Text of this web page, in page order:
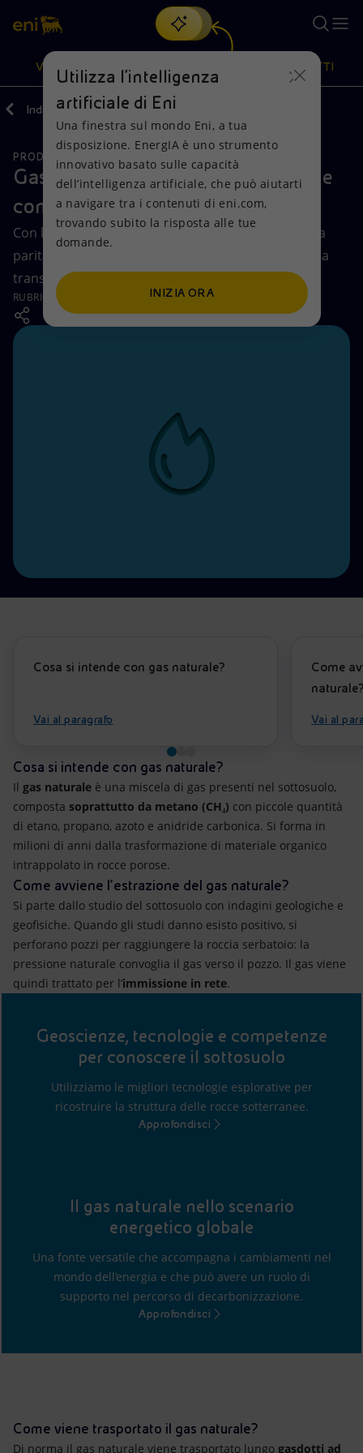
Cerca
scopri EnergIA, la nostra nuova soluzione di intelligenza
artificiale.
VISIONE
Visione
Mission e valori
Persone e Partnership
Net Zero
Modello satellitare
Azioni
Diversificazione energetica
Tecnologie per la transizione
Collaborazioni per l'innovazione
Attività nel mondo
PRODOTTI
Prodotti
Casa
Imprese
Mobilità
Indietro Media Storie
PRODOTTI E SOLUZIONI ENERGETICHE
Gas naturale: cos'è, come si estrae e
come si trasporta
Con la metà dell'impronta carbonica del carbone, a
parità di energia prodotta, è un sostegno valido alla
transizione energetica.
RUBRICA: Le parole dell'energia
Cosa si intende con gas naturale?
Vai al paragrafo
Come
Vai al
Cosa si intende con gas naturale?
Il gas naturale è una miscela di gas presenti nel sottosuolo,
composta soprattutto da metano (CH₄) con piccole quantità
di etano, propano, azoto e anidride carbonica. Si forma in
milioni di anni dalla trasformazione di materiale organico
intrappolato in rocce porose.
Come avviene l’estrazione del gas naturale?
Si parte dallo studio del sottosuolo con indagini geologiche e
geofisiche. Quando gli studi danno esisto positivo, si
perforano pozzi per raggiungere la roccia serbatoio: la
pressione naturale convoglia il gas verso il pozzo. Il gas viene
quindi trattato per l’immissione in rete.
Geoscienze, tecnologie e competenze
per conoscere il sottosuolo
Utilizziamo le migliori tecnologie esplorative per
ricostruire la struttura delle rocce sotterranee.
Approfondisci
Il gas naturale nello scenario
energetico globale
Una fonte versatile che accompagna i cambiamenti nel
mondo dell’energia e che può avere un ruolo di
supporto nel percorso di decarbonizzazione.
Approfondisci
Come viene trasportato il gas naturale?
Di norma il gas naturale viene trasportato lungo gasdotti ad
Utilizza l'intelligenza
artificiale di Eni
Una finestra sul mondo Eni, a tua
disposizione. EnergIA è uno strumento
innovativo basato sulle capacità
dell’intelligenza artificiale, che può aiutarti
a navigare tra i contenuti di eni.com,
trovando subito la risposta alle tue
domande.
INIZIA ORA